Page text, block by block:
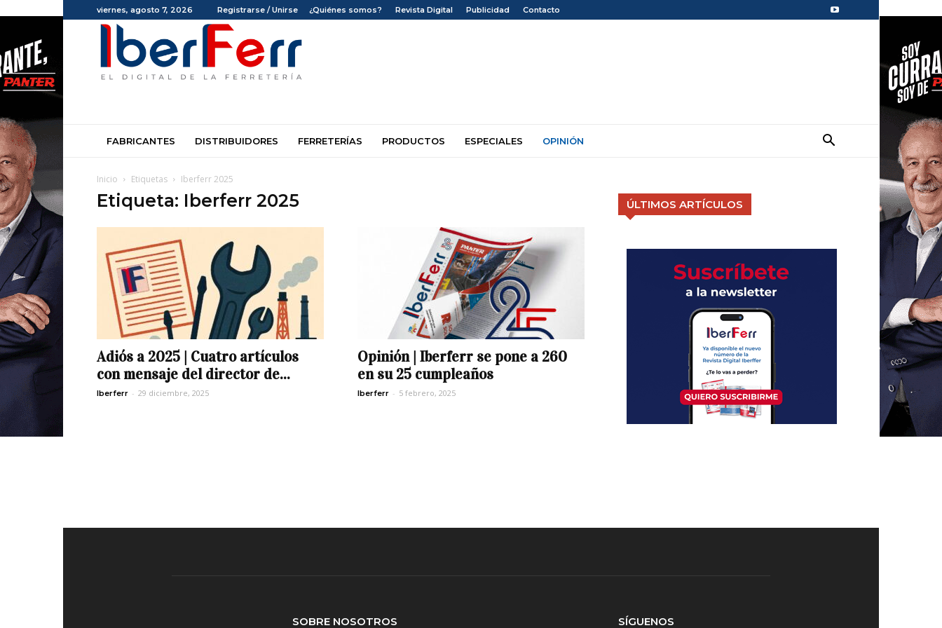
viernes, agosto 7, 2026 Registrarse / Unirse ¿Quiénes somos? Revista Digital Publicidad Contacto
Iberferr
FABRICANTES DISTRIBUIDORES FERRETERÍAS PRODUCTOS ESPECIALES OPINIÓN
Inicio Etiquetas Iberferr 2025
Etiqueta: Iberferr 2025
Adiós a 2025 | Cuatro artículos
con mensaje del director de...
Iberferr - 29 diciembre, 2025
Opinión | Iberferr se pone a 260
en su 25 cumpleaños
Iberferr - 5 febrero, 2025
ÚLTIMOS ARTÍCULOS
SOBRE NOSOTROS SÍGUENOS